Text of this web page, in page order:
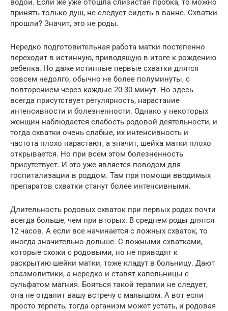
водой. Если же уже отошла слизистая пробка, то можно
принять только душ, не следует сидеть в ванне. Схватки
прошли? Значит, это не роды.
Нередко подготовительная работа матки постепенно
переходит в истинную, приводящую в итоге к рождению
ребенка. Но даже истинные первые схватки длятся
совсем недолго, обычно не более полуминуты, с
повторением через каждые 20-30 минут. Но здесь
всегда присутствует регулярность, нарастание
интенсивности и болезненности. Однако у некоторых
женщин наблюдается слабость родовой деятельности, и
тогда схватки очень слабые, их интенсивность и
частота плохо нарастают, а значит, шейка матки плохо
открывается. Но при всем этом болезненность
присутствует. И это уже является поводом для
госпитализации в роддом. Там при помощи вводимых
препаратов схватки станут более интенсивными.
Длительность родовых схваток при первых родах почти
всегда больше, чем при вторых. В среднем роды длятся
12 часов. А если все начинается с ложных схваток, то
иногда значительно дольше. С ложными схватками,
которые схожи с родовыми, но не приводят к
раскрытию шейки матки, тоже кладут в больницу. Дают
спазмолитики, а нередко и ставят капельницы с
сульфатом магния. Бояться такой терапии не следует,
она не отдалит вашу встречу с малышом. А вот если
просто терпеть, тогда организм может устать, и родовая